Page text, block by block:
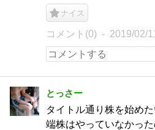
ナイス
コメント(0) 2019/02/11
とっさー
タイトル通り株を始め
端株はやっていなかっ